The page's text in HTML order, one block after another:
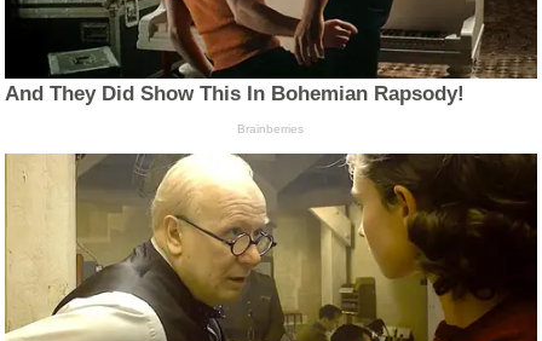
And They Did Show This In Bohemian Rapsody!
Brainberries